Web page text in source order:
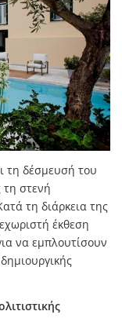
τη δέσμευσή του
στενή
τη διάρκεια της
έκθεση
να εμπλουτίσουν